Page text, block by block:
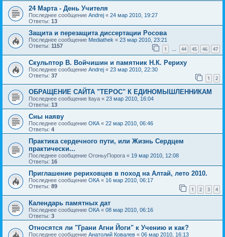
24 Марта - День Учителя
Последнее сообщение Andrej « 24 мар 2010, 19:27
Ответы: 13
Защита и перезащита диссертации Росова
Последнее сообщение Mediathek « 23 мар 2010, 23:21
Ответы: 1157 1 … 44 45 46 47
Скульптор В. Войчишин и памятник Н.К. Рериху
Последнее сообщение Andrej « 23 мар 2010, 22:30
Ответы: 37 1 2
ОБРАЩЕНИЕ САЙТА "ТЕРОС" К ЕДИНОМЫШЛЕННИКАМ
Последнее сообщение ltaya « 23 мар 2010, 16:04
Ответы: 13
Сны наяву
Последнее сообщение ОКА « 22 мар 2010, 06:46
Ответы: 4
Практика сердечного пути, или Жизнь Сердцем
практически...
Последнее сообщение ОгоньуПорога « 19 мар 2010, 12:08
Ответы: 16
Приглашение рериховцев в поход на Алтай, лето 2010.
Последнее сообщение ОКА « 16 мар 2010, 06:17
Ответы: 89 1 2 3 4
Календарь памятных дат
Последнее сообщение ОКА « 08 мар 2010, 06:16
Ответы: 3
Относятся ли "Грани Агни Йоги" к Учению и как?
Последнее сообщение Анатолий Ковалев « 06 мар 2010, 16:13